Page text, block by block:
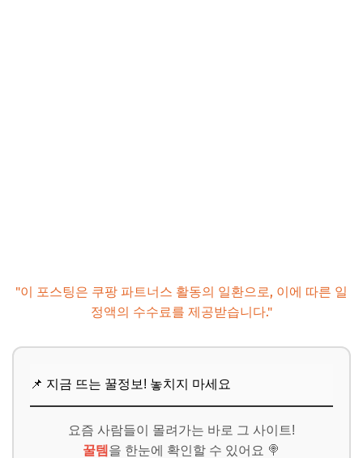
"이 포스팅은 쿠팡 파트너스 활동의 일환으로, 이에 따른 일
정액의 수수료를 제공받습니다."
📌 지금 뜨는 꿀정보! 놓치지 마세요
요즘 사람들이 몰려가는 바로 그 사이트!
꿀템 을 한눈에 확인할 수 있어요 🍭